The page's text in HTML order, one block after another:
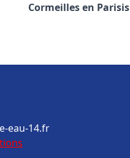
Cormeilles en Parisis
eau-14.fr